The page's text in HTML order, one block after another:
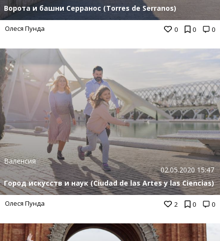
0 0 0
Ворота и башни Серранос (Torres de Serranos)
Олеся Пунда
2 0 0
Валенсия
02.05.2020 15:47
Город искусств и наук (Ciudad de las Artes y las Ciencias)
Олеся Пунда